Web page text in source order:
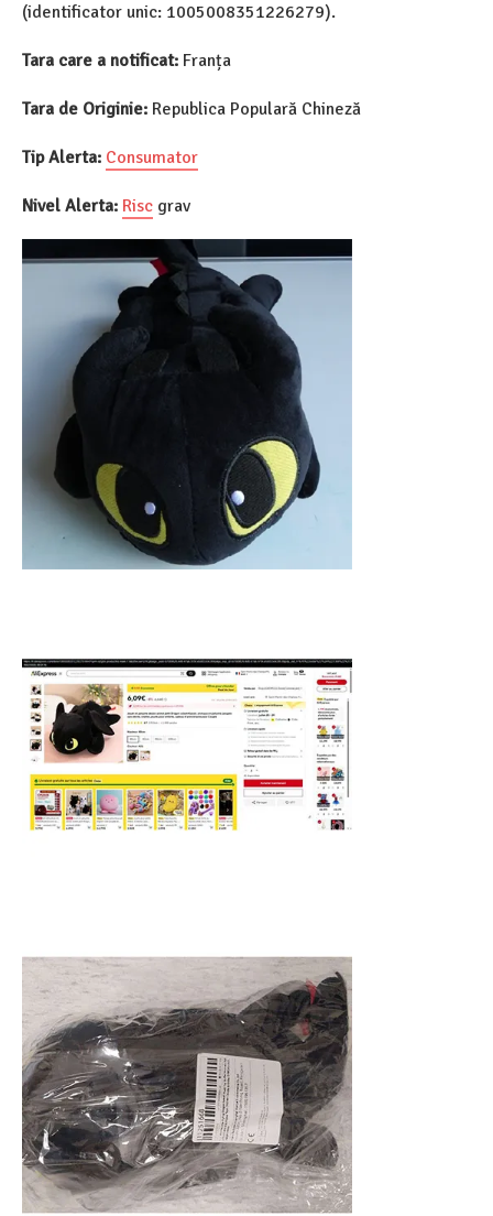
(identificator unic: 1005008351226279).
Tara care a notificat: Franța
Tara de Originie: Republica Populară Chineză
Tip Alerta: Consumator
Nivel Alerta: Risc grav